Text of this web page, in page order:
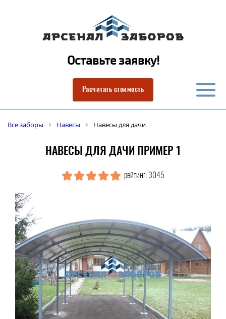
Оставьте заявку!
Расчитать стоимость
Все заборы Навесы Навесы для дачи
НАВЕСЫ ДЛЯ ДАЧИ ПРИМЕР 1
рейтинг: 3045